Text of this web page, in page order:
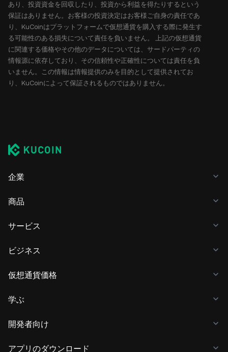
あり、投資資金を回収したり、投資から利益を得たりするという
保証はありません。お客様の投資決定はお客様ご自身の責任であ
り、KuCoinはプラットフォームで仮想通貨を購入する際に発生す
る可能性のある損失について責任を負いません。 上記の仮想通貨
に関連する価格やその他のデータについては、サードパーティの
情報源に依存しており、その信頼性や正確性については責任を負
いません。この情報は情報提供のみを目的として提供されてお
り、KuCoinによって保証されるものではありません。
企業
商品
サービス
ビジネス
仮想通貨価格
学ぶ
開発者向け
アプリのダウンロード